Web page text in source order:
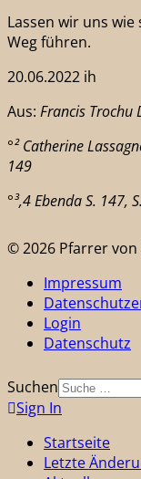
Lassen wir uns
Weg führen.
20.06.2022 ih
Aus: Francis Trochu
°² Catherine
149
°³,4 Ebenda S. 147,
© 2026 Pfarrer
Impressum
Login
Datenschutz
Suchen
Sign In
Startseite
Letzte